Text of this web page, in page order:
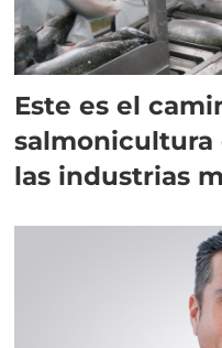
Este es el
salmonicultura
las industrias